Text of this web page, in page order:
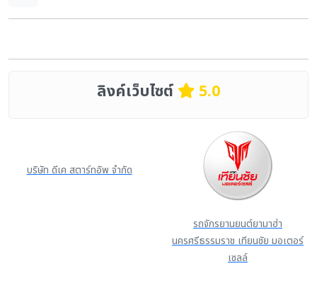
ลิงค์เว็บไซต์ 5.0
บริษัท ดีเค สตาร์ทอัพ จำกัด
รถจักรยานยนต์ยามาฮ่า
นครศรีธรรมราช เทียนชัย มอเตอร์
เซลล์